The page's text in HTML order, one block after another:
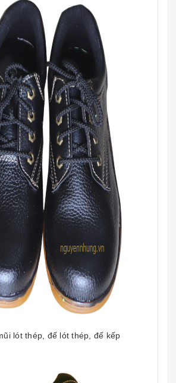
lót thép, đế lót thép, đế kếp